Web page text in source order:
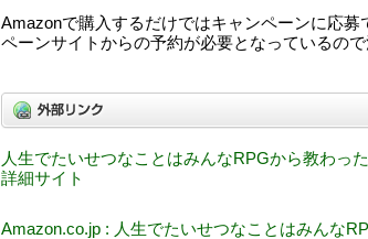
Amazonで購入するだけではキャンペーンに応募
ペーンサイトからの予約が必要となっているので
人生でたいせつなことはみんなRPGから教わった
詳細サイト
Amazon.co.jp : 人生でたいせつなことはみんな